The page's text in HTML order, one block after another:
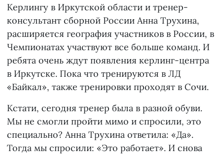
Керлингу в Иркутской области и тренер-
консультант сборной России Анна Трухина,
расширяется география участников в России, в
Чемпионатах участвуют все больше команд. И
ребята очень ждут появления керлинг-центра
в Иркутске. Пока что тренируются в ЛД
«Байкал», также тренировки проходят в Сочи.
Кстати, сегодня тренер была в разной обуви.
Мы не смогли пройти мимо и спросили, это
специально? Анна Трухина ответила: «Да».
Тогда мы спросили: «Это работает». И снова